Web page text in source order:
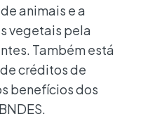
animais e a
vegetais pela
Também está
créditos de
benefícios dos